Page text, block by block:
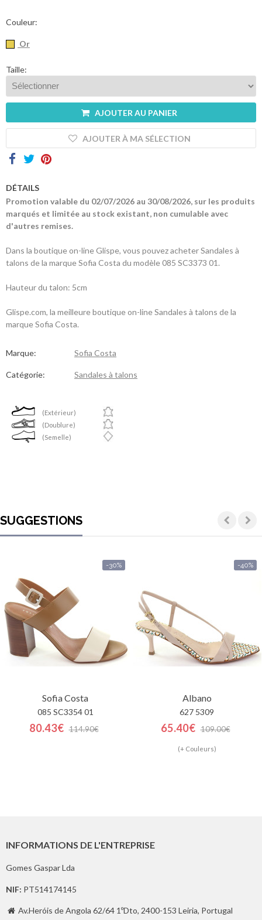
Couleur:
Or
Taille:
AJOUTER AU PANIER
AJOUTER À MA SÉLECTION
DÉTAILS
Promotion valable du 02/07/2026 au 30/08/2026, sur les produits
marqués et limitée au stock existant, non cumulable avec
d'autres remises.
Dans la boutique on-line Glispe, vous pouvez acheter Sandales à
talons de la marque Sofia Costa du modèle 085 SC3373 01.
Hauteur du talon: 5cm
Glispe.com, la meilleure boutique on-line Sandales à talons de la
marque Sofia Costa.
Marque: Sofia Costa
Catégorie: Sandales à talons
(Extérieur)
(Doublure)
(Semelle)
SUGGESTIONS
-30%
Sofia Costa
085 SC3354 01
80.43€ 114.90€
-40%
Albano
627 5309
65.40€ 109.00€
(+ Couleurs)
INFORMATIONS DE L'ENTREPRISE
Gomes Gaspar Lda
NIF: PT514174145
 Av.Heróis de Angola 62/64 1ºDto, 2400-153 Leiria, Portugal